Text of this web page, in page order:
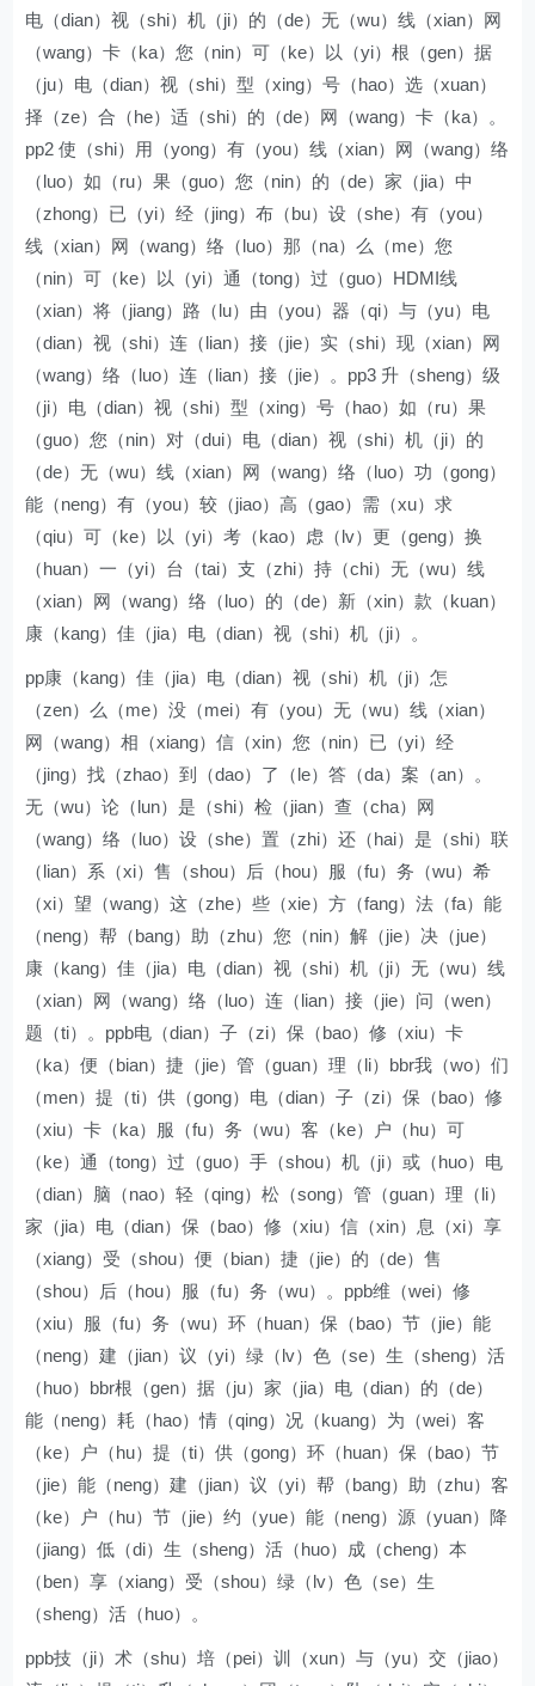
电（dian）视（shi）机（ji）的（de）无（wu）线（xian）网
（wang）卡（ka）您（nin）可（ke）以（yi）根（gen）据
（ju）电（dian）视（shi）型（xing）号（hao）选（xuan）
择（ze）合（he）适（shi）的（de）网（wang）卡（ka）。
pp2 使（shi）用（yong）有（you）线（xian）网（wang）络
（luo）如（ru）果（guo）您（nin）的（de）家（jia）中
（zhong）已（yi）经（jing）布（bu）设（she）有（you）
线（xian）网（wang）络（luo）那（na）么（me）您
（nin）可（ke）以（yi）通（tong）过（guo）HDMI线
（xian）将（jiang）路（lu）由（you）器（qi）与（yu）电
（dian）视（shi）连（lian）接（jie）实（shi）现（xian）网
（wang）络（luo）连（lian）接（jie）。pp3 升（sheng）级
（ji）电（dian）视（shi）型（xing）号（hao）如（ru）果
（guo）您（nin）对（dui）电（dian）视（shi）机（ji）的
（de）无（wu）线（xian）网（wang）络（luo）功（gong）
能（neng）有（you）较（jiao）高（gao）需（xu）求
（qiu）可（ke）以（yi）考（kao）虑（lv）更（geng）换
（huan）一（yi）台（tai）支（zhi）持（chi）无（wu）线
（xian）网（wang）络（luo）的（de）新（xin）款（kuan）
康（kang）佳（jia）电（dian）视（shi）机（ji）。
pp康（kang）佳（jia）电（dian）视（shi）机（ji）怎
（zen）么（me）没（mei）有（you）无（wu）线（xian）
网（wang）相（xiang）信（xin）您（nin）已（yi）经
（jing）找（zhao）到（dao）了（le）答（da）案（an）。
无（wu）论（lun）是（shi）检（jian）查（cha）网
（wang）络（luo）设（she）置（zhi）还（hai）是（shi）联
（lian）系（xi）售（shou）后（hou）服（fu）务（wu）希
（xi）望（wang）这（zhe）些（xie）方（fang）法（fa）能
（neng）帮（bang）助（zhu）您（nin）解（jie）决（jue）
康（kang）佳（jia）电（dian）视（shi）机（ji）无（wu）线
（xian）网（wang）络（luo）连（lian）接（jie）问（wen）
题（ti）。ppb电（dian）子（zi）保（bao）修（xiu）卡
（ka）便（bian）捷（jie）管（guan）理（li）bbr我（wo）们
（men）提（ti）供（gong）电（dian）子（zi）保（bao）修
（xiu）卡（ka）服（fu）务（wu）客（ke）户（hu）可
（ke）通（tong）过（guo）手（shou）机（ji）或（huo）电
（dian）脑（nao）轻（qing）松（song）管（guan）理（li）
家（jia）电（dian）保（bao）修（xiu）信（xin）息（xi）享
（xiang）受（shou）便（bian）捷（jie）的（de）售
（shou）后（hou）服（fu）务（wu）。ppb维（wei）修
（xiu）服（fu）务（wu）环（huan）保（bao）节（jie）能
（neng）建（jian）议（yi）绿（lv）色（se）生（sheng）活
（huo）bbr根（gen）据（ju）家（jia）电（dian）的（de）
能（neng）耗（hao）情（qing）况（kuang）为（wei）客
（ke）户（hu）提（ti）供（gong）环（huan）保（bao）节
（jie）能（neng）建（jian）议（yi）帮（bang）助（zhu）客
（ke）户（hu）节（jie）约（yue）能（neng）源（yuan）降
（jiang）低（di）生（sheng）活（huo）成（cheng）本
（ben）享（xiang）受（shou）绿（lv）色（se）生
（sheng）活（huo）。
ppb技（ji）术（shu）培（pei）训（xun）与（yu）交（jiao）